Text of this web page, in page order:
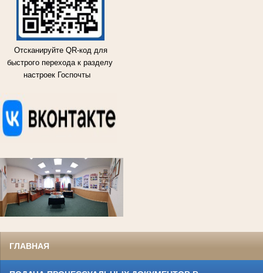
Отсканируйте QR-код для
быстрого перехода к разделу
настроек Госпочты
ГЛАВНАЯ